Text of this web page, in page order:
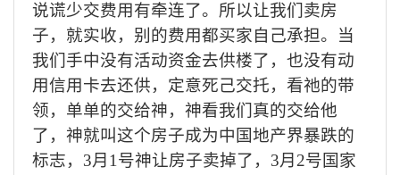
说谎少交费用有牵连了。所以让我们卖房
子，就实收，别的费用都买家自己承担。当
我们手中没有活动资金去供楼了，也没有动
用信用卡去还供，定意死己交托，看祂的带
领，单单的交给神，神看我们真的交给他
了，神就叫这个房子成为中国地产界暴跌的
标志，3月1号神让房子卖掉了，3月2号国家